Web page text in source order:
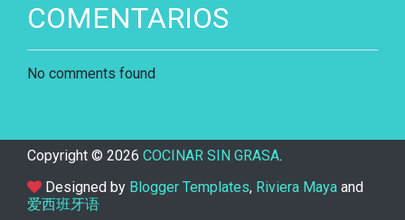
COMENTARIOS
No comments found
Copyright © 2026 COCINAR SIN GRASA.
Designed by Blogger Templates, Riviera Maya and
爱西班牙语